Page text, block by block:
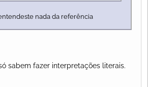
nada da referência
sabem fazer interpretações literais.